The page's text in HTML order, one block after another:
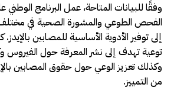
وفقًا للبيانات المتاحة، عمل البرنامج
الفحص الطوعي والمشورة الصحية في مختلف
إلى توفير الأدوية الأساسية للمصابين
توعية تهدف إلى نشر المعرفة حول الفيروس
وكذلك تعزيز الوعي حول حقوق المصابين
من التمييز.